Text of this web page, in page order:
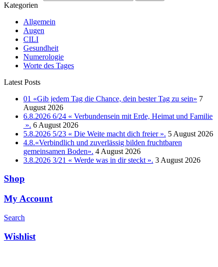
Kategorien
Allgemein
Augen
CILI
Gesundheit
Numerologie
Worte des Tages
Latest Posts
01 «Gib jedem Tag die Chance, dein bester Tag zu sein» 7
August 2026
6.8.2026 6/24 « Verbundensein mit Erde, Heimat und Familie
». 6 August 2026
5.8.2026 5/23 « Die Weite macht dich freier ». 5 August 2026
4.8.«Verbindlich und zuverlässig bilden fruchtbaren
gemeinsamen Boden». 4 August 2026
3.8.2026 3/21 « Werde was in dir steckt ». 3 August 2026
Shop
My Account
Search
Wishlist